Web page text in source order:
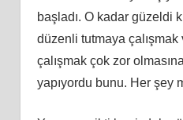
başladı. O kadar güzeldi
düzenli tutmaya
çalışmak çok zor
yapıyordu bunu. Her şey